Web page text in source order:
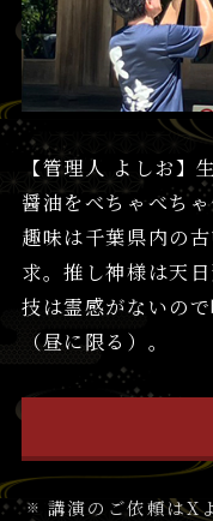
【管理人 よしお】
醤油をべちゃべち
趣味は千葉県内の
求。推し神様は天
技は霊感がないの
（昼に限る）。
講演のご依頼はX